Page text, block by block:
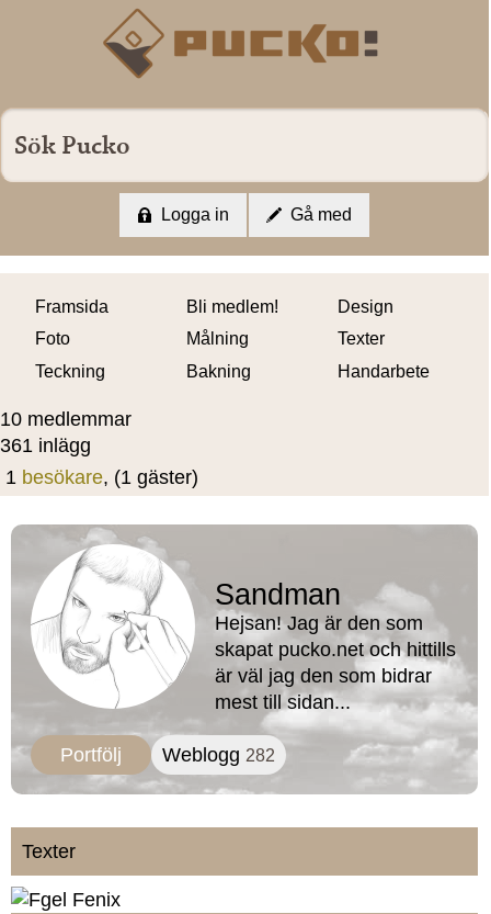
Framsida Bli medlem!
Design
Foto
Målning
Texter
Teckning
Bakning Handarbete
10 medlemmar
361 inlägg
1 besökare, (1 gäster)
Logga in Gå med
Sandman
Hejsan! Jag är den som
skapat pucko.net och hittills
är väl jag den som bidrar
mest till sidan...
Portfölj Weblogg 282
Texter